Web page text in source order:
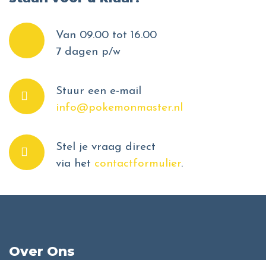
Van 09.00 tot 16.00
7 dagen p/w
Stuur een e-mail
info@pokemonmaster.nl
Stel je vraag direct
via het contactformulier.
Over Ons